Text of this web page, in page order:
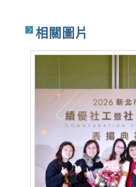
相關圖片